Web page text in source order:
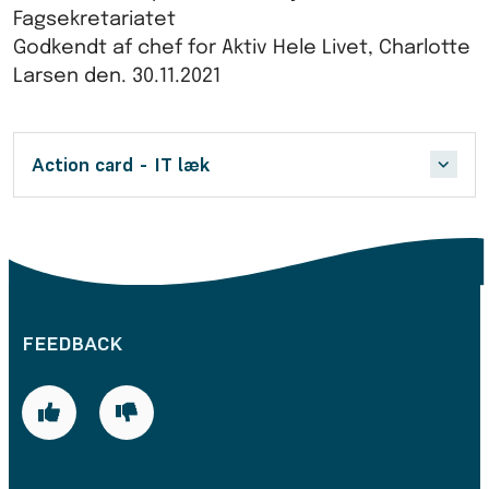
Fagsekretariatet
Godkendt af chef for Aktiv Hele Livet, Charlotte
Larsen den. 30.11.2021
Action card - IT læk
FEEDBACK